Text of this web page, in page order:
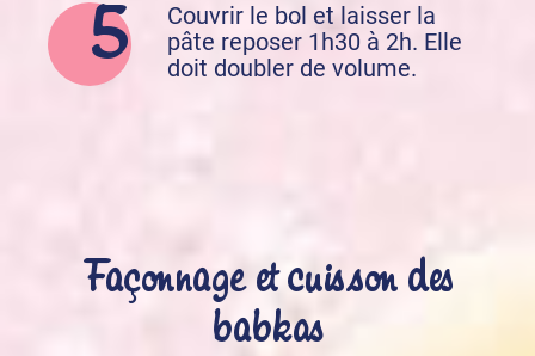
Couvrir le bol et laisser la
pâte reposer 1h30 à 2h. Elle
doit doubler de volume.
Façonnage et cuisson des
babkas